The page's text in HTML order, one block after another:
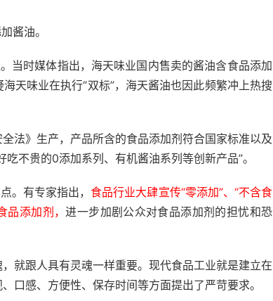
酱油。
当时媒体指出，海天味业国内售卖的酱油含食品添加
天味业在执行“双标”，海天酱油也因此频繁冲上热搜
法》生产，产品所含的食品添加剂符合国家标准以及
不贵的0添加系列、有机酱油系列等创新产品”。
。有专家指出，食品行业大肆宣传“零添加”、“不含食
品添加剂，进一步加剧公众对食品添加剂的担忧和恐
就跟人具有灵魂一样重要。现代食品工业就是建立在
口感、方便性、保存时间等方面提出了严苛要求。